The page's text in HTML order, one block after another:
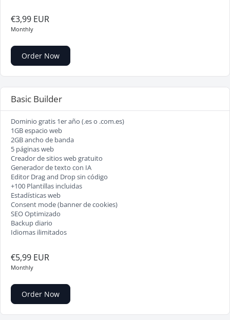
€3,99 EUR
Monthly
Order Now
Basic Builder
Dominio gratis 1er año (.es o .com.es)
1GB espacio web
2GB ancho de banda
5 páginas web
Creador de sitios web gratuito
Generador de texto con IA
Editor Drag and Drop sin código
+100 Plantillas incluidas
Estadísticas web
Consent mode (banner de cookies)
SEO Optimizado
Backup diario
Idiomas ilimitados
€5,99 EUR
Monthly
Order Now